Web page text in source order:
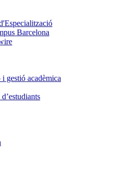
Barcelona
gestió acadèmica